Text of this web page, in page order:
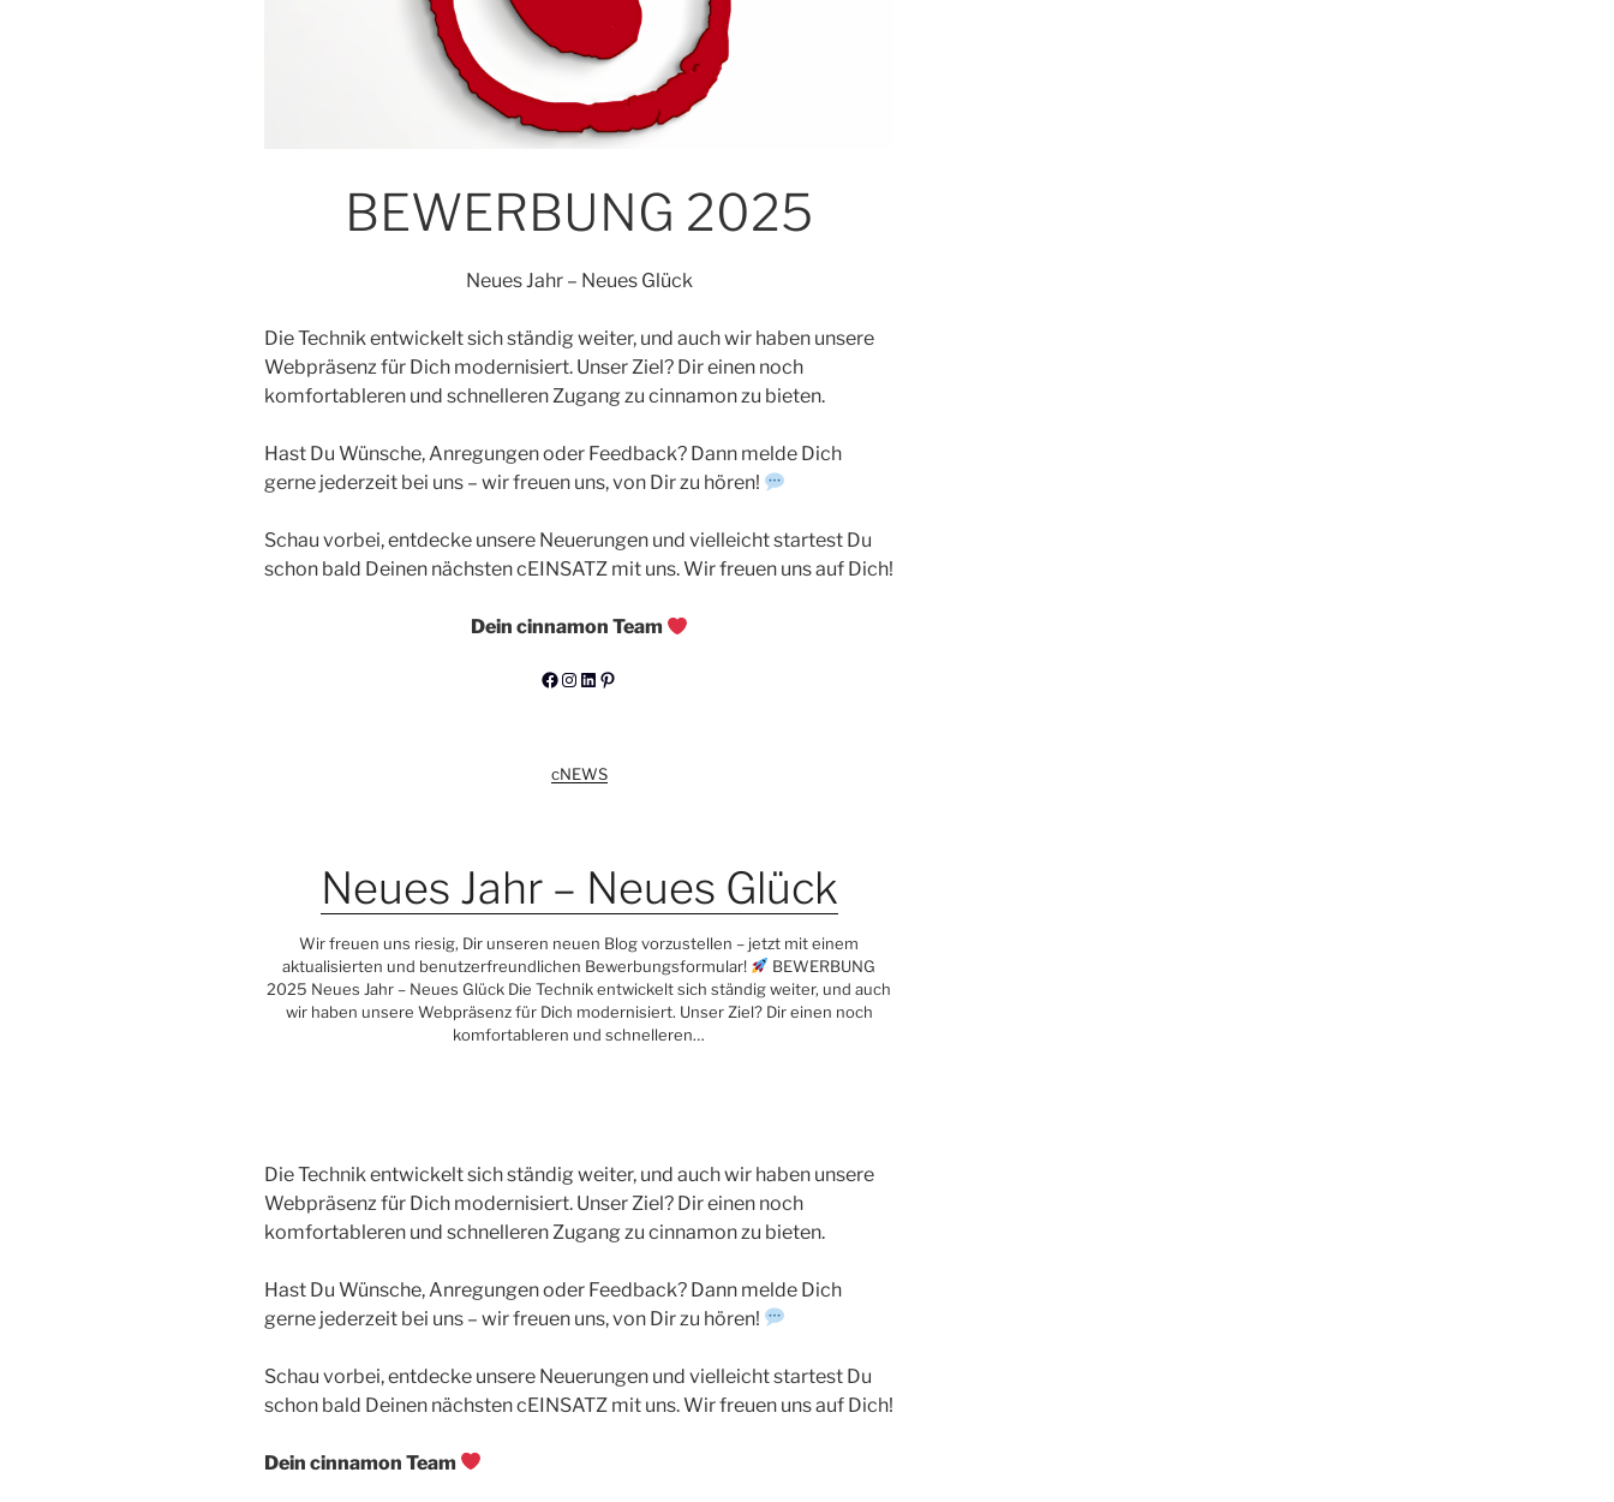
BEWERBUNG 2025
Neues Jahr – Neues Glück
Die Technik entwickelt sich ständig weiter, und auch wir haben unsere
Webpräsenz für Dich modernisiert. Unser Ziel? Dir einen noch
komfortableren und schnelleren Zugang zu cinnamon zu bieten.
Hast Du Wünsche, Anregungen oder Feedback? Dann melde Dich
gerne jederzeit bei uns – wir freuen uns, von Dir zu hören!
Schau vorbei, entdecke unsere Neuerungen und vielleicht startest Du
schon bald Deinen nächsten cEINSATZ mit uns. Wir freuen uns auf Dich!
Dein cinnamon Team
Facebook
Instagram
LinkedIn
Pinterest
cNEWS
Neues Jahr – Neues Glück
Wir freuen uns riesig, Dir unseren neuen Blog vorzustellen – jetzt mit einem
aktualisierten und benutzerfreundlichen Bewerbungsformular!
BEWERBUNG
2025 Neues Jahr – Neues Glück Die Technik entwickelt sich ständig weiter, und auch
wir haben unsere Webpräsenz für Dich modernisiert. Unser Ziel? Dir einen noch
komfortableren und schnelleren…
Die Technik entwickelt sich ständig weiter, und auch wir haben unsere
Webpräsenz für Dich modernisiert. Unser Ziel? Dir einen noch
komfortableren und schnelleren Zugang zu cinnamon zu bieten.
Hast Du Wünsche, Anregungen oder Feedback? Dann melde Dich
gerne jederzeit bei uns – wir freuen uns, von Dir zu hören!
Schau vorbei, entdecke unsere Neuerungen und vielleicht startest Du
schon bald Deinen nächsten cEINSATZ mit uns. Wir freuen uns auf Dich!
Dein cinnamon Team